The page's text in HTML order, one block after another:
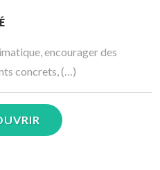
encourager des
concrets, (…)